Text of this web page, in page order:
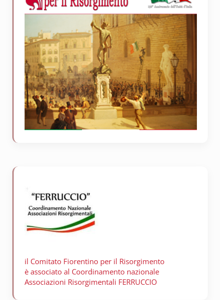
il Comitato Fiorentino per il Risorgimento
è associato al Coordinamento nazionale
Associazioni Risorgimentali FERRUCCIO